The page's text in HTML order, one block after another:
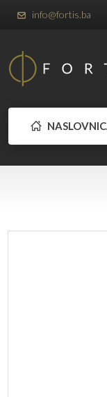
info@fortis.ba